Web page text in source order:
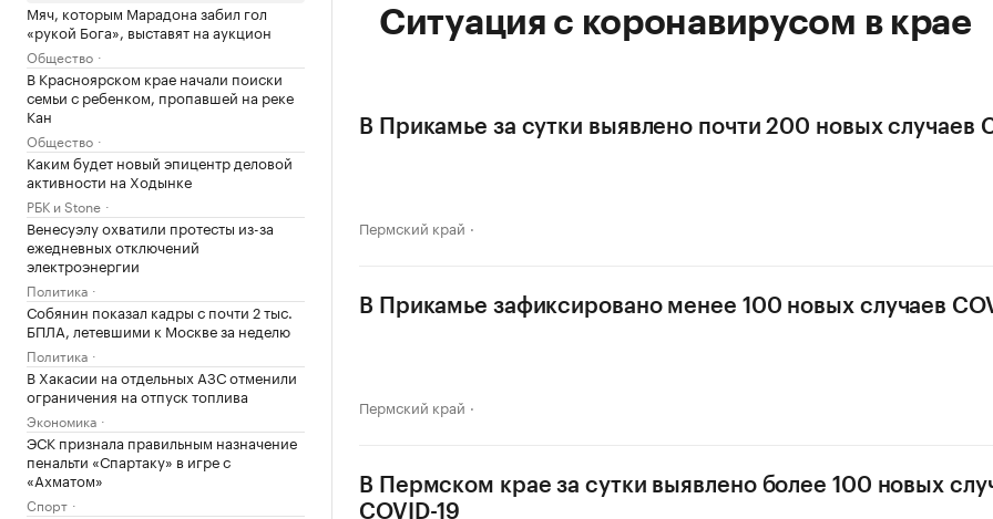
Мяч, которым Марадона забил гол
«рукой Бога», выставят на аукцион
Общество
В Красноярском крае начали поиски
семьи с ребенком, пропавшей на реке
Кан
Общество
Каким будет новый эпицентр деловой
активности на Ходынке
РБК и Stone
Венесуэлу охватили протесты из-за
ежедневных отключений
электроэнергии
Политика
Собянин показал кадры с почти 2 тыс.
БПЛА, летевшими к Москве за неделю
Политика
В Хакасии на отдельных АЗС отменили
ограничения на отпуск топлива
Экономика
ЭСК признала правильным назначение
пенальти «Спартаку» в игре с
«Ахматом»
Спорт
Ситуация с коронавирусом в крае
В Прикамье за сутки выявлено почти 200 новых случаев
Пермский край
В Прикамье зафиксировано менее 100 новых случаев
Пермский край
В Пермском крае за сутки выявлено более 100 новых
COVID-19